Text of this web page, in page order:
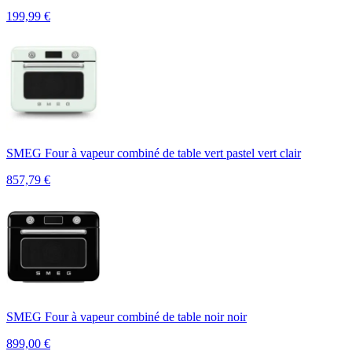
199,99 €
SMEG Four à vapeur combiné de table vert pastel vert clair
857,79 €
SMEG Four à vapeur combiné de table noir noir
899,00 €